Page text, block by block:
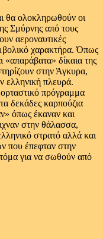
θα ολοκληρωθούν οι
Σμύρνης από τους
αεροναυτικές
χαρακτήρα. Όπως
«απαράβατα» δίκαια της
στην Άγκυρα,
ελληνική πλευρά.
πρόγραμμα
δεκάδες καρπούζια
όπως έκαναν και
στην θάλασσα,
στρατό αλλά και
που έπεφταν στην
για να σωθούν από